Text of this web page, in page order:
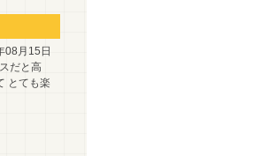
08月15日
だと高
とても楽